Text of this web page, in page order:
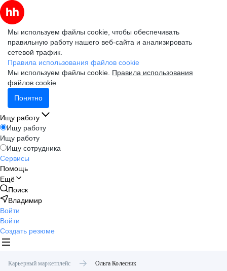
Мы используем файлы cookie, чтобы обеспечивать
правильную работу нашего веб-сайта и анализировать
сетевой трафик.
Правила использования файлов cookie
Мы используем файлы cookie. Правила использования
файлов cookie
Понятно
Ищу работу
Ищу работу
Ищу работу
Ищу сотрудника
Сервисы
Помощь
Ещё
Поиск
Владимир
Войти
Войти
Создать резюме
Карьерный маркетплейс Ольга Колесник